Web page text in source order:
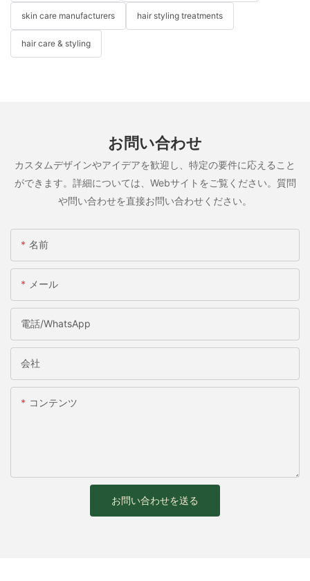
skin care manufacturers hair styling treatments
hair care & styling
お問い合わせ
カスタムデザインやアイデアを歓迎し、特定の要件に応えること
ができます。詳細については、Webサイトをご覧ください。質問
や問い合わせを直接お問い合わせください。
名前
メール
電話/WhatsApp
会社
コンテンツ
お問い合わせを送る